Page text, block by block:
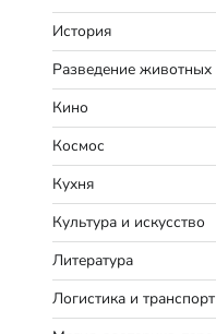
История
Разведение животных
Кино
Космос
Кухня
Культура и искусство
Литература
Логистика и транспорт